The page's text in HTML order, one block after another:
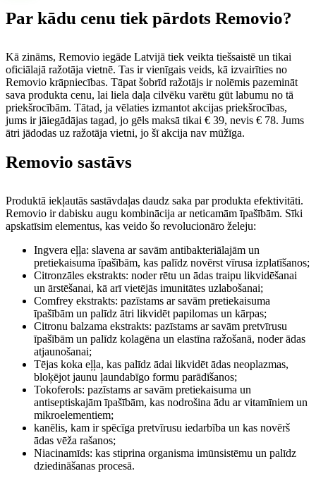
Par kādu cenu tiek pārdots Removio?
Kā zināms, Removio iegāde Latvijā tiek veikta tiešsaistē un tikai
oficiālajā ražotāja vietnē. Tas ir vienīgais veids, kā izvairīties no
Removio krāpniecības. Tāpat šobrīd ražotājs ir nolēmis pazemināt
sava produkta cenu, lai liela daļa cilvēku varētu gūt labumu no tā
priekšrocībām. Tātad, ja vēlaties izmantot akcijas priekšrocības,
jums ir jāiegādājas tagad, jo gēls maksā tikai € 39, nevis € 78. Jums
ātri jādodas uz ražotāja vietni, jo šī akcija nav mūžīga.
Removio sastāvs
Produktā iekļautās sastāvdaļas daudz saka par produkta efektivitāti.
Removio ir dabisku augu kombinācija ar neticamām īpašībām. Sīki
apskatīsim elementus, kas veido šo revolucionāro želeju:
Ingvera eļļa: slavena ar savām antibakteriālajām un
pretiekaisuma īpašībām, kas palīdz novērst vīrusa izplatīšanos;
Citronzāles ekstrakts: noder rētu un ādas traipu likvidēšanai
un ārstēšanai, kā arī vietējās imunitātes uzlabošanai;
Comfrey ekstrakts: pazīstams ar savām pretiekaisuma
īpašībām un palīdz ātri likvidēt papilomas un kārpas;
Citronu balzama ekstrakts: pazīstams ar savām pretvīrusu
īpašībām un palīdz kolagēna un elastīna ražošanā, noder ādas
atjaunošanai;
Tējas koka eļļa, kas palīdz ādai likvidēt ādas neoplazmas,
bloķējot jaunu ļaundabīgo formu parādīšanos;
Tokoferols: pazīstams ar savām pretiekaisuma un
antiseptiskajām īpašībām, kas nodrošina ādu ar vitamīniem un
mikroelementiem;
kanēlis, kam ir spēcīga pretvīrusu iedarbība un kas novērš
ādas vēža rašanos;
Niacinamīds: kas stiprina organisma imūnsistēmu un palīdz
dziedināšanas procesā.